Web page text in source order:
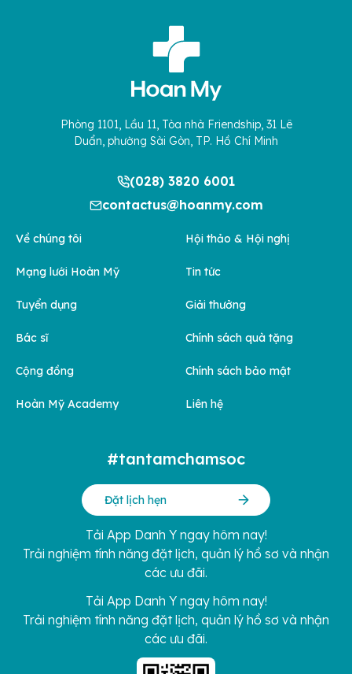
Phòng 1101, Lầu 11, Tòa nhà Friendship, 31 Lê
Duẩn, phường Sài Gòn, TP. Hồ Chí Minh
(028) 3820 6001
contactus@hoanmy.com
Về chúng tôi
Mạng lưới Hoàn Mỹ
Tuyển dụng
Bác sĩ
Cộng đồng
Hoàn Mỹ Academy
Hội thảo & Hội nghị
Tin tức
Giải thưởng
Chính sách quà tặng
Chính sách bảo mật
Liên hệ
#tantamchamsoc
Đặt lịch hẹn
Tải App Danh Y ngay hôm nay!
Trải nghiệm tính năng đặt lịch, quản lý hồ sơ và nhận
các ưu đãi.
Tải App Danh Y ngay hôm nay!
Trải nghiệm tính năng đặt lịch, quản lý hồ sơ và nhận
các ưu đãi.